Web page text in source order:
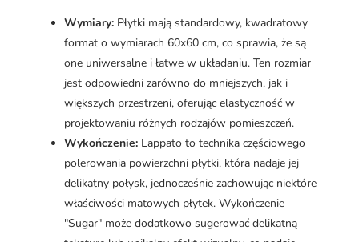
Wymiary: Płytki mają standardowy, kwadratowy
format o wymiarach 60x60 cm, co sprawia, że są
one uniwersalne i łatwe w układaniu. Ten rozmiar
jest odpowiedni zarówno do mniejszych, jak i
większych przestrzeni, oferując elastyczność w
projektowaniu różnych rodzajów pomieszczeń.
Wykończenie: Lappato to technika częściowego
polerowania powierzchni płytki, która nadaje jej
delikatny połysk, jednocześnie zachowując niektóre
właściwości matowych płytek. Wykończenie
"Sugar" może dodatkowo sugerować delikatną